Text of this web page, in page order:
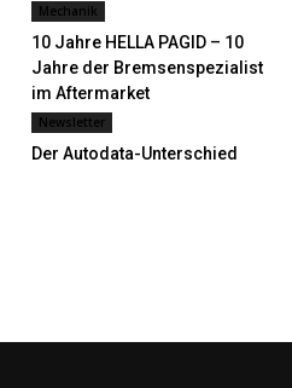
Mechanik
10 Jahre HELLA PAGID – 10
Jahre der Bremsenspezialist
im Aftermarket
Newsletter
Der Autodata-Unterschied